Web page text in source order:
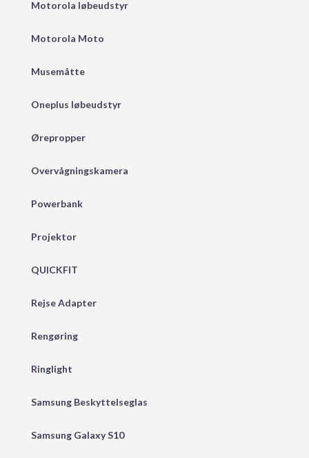
Motorola løbeudstyr
Motorola Moto
Musemåtte
Oneplus løbeudstyr
Ørepropper
Overvågningskamera
Powerbank
Projektor
QUICKFIT
Rejse Adapter
Rengøring
Ringlight
Samsung Beskyttelseglas
Samsung Galaxy S10